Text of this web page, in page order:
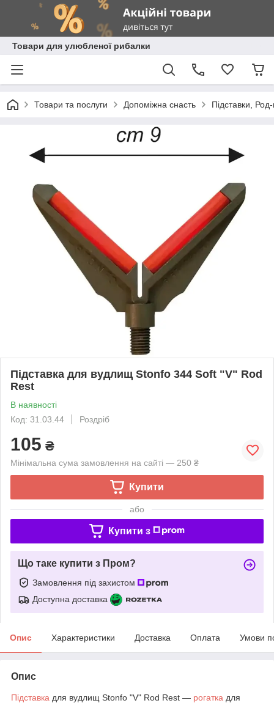
Товари для улюбленої рибалки
Товари та послуги Допоміжна снасть Підставки,
Підставка для вудлищ Stonfo 344 Soft "V" Rod
Rest
В наявності
Код: 31.03.44
Роздріб
105 ₴
Мінімальна сума замовлення на сайті — 250 ₴
Купити
або
Купити з
Що таке купити з Пром?
Замовлення під захистом
Доступна доставка
Опис Характеристики Доставка Оплата Умови
Опис
Підставка для вудлищ Stonfo "V" Rod Rest — рогатка для